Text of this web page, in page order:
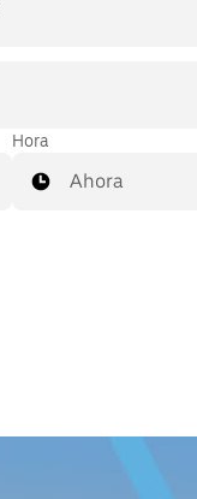
Hora
Ahora